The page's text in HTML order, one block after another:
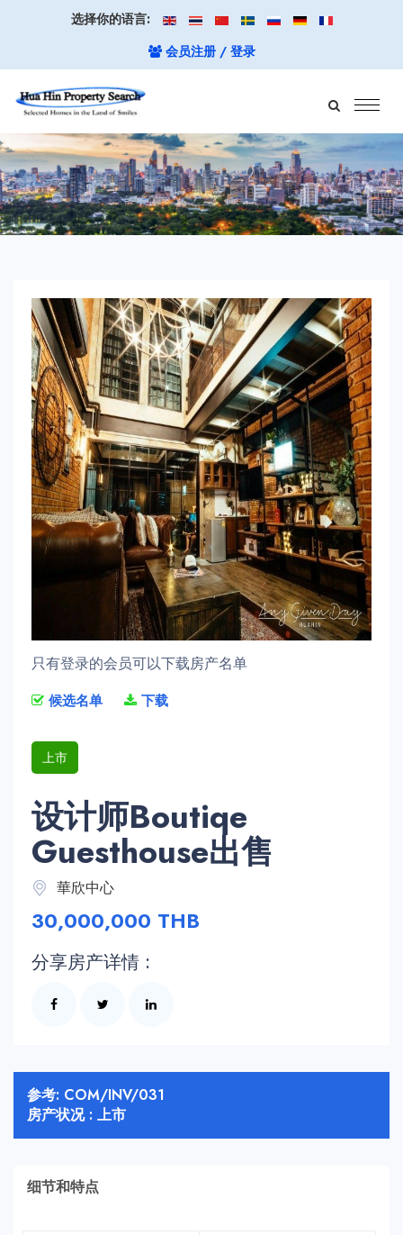
选择你的语言:
会员注册 / 登录
只有登录的会员可以下载房产名单
候选名单 下载
上市
设计师Boutiqe
Guesthouse出售
華欣中心
30,000,000 THB
分享房产详情 :
参考: COM/INV/031
房产状况 : 上市
细节和特点